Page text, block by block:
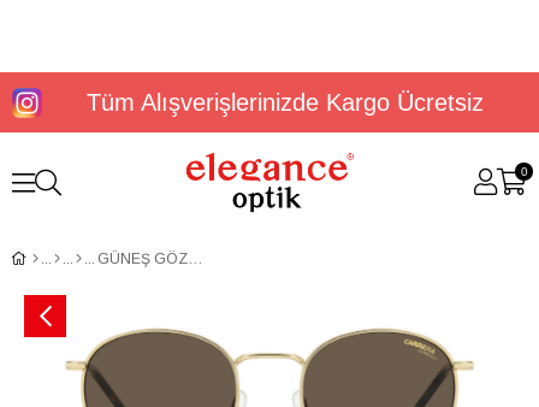
Tüm Alışverişlerinizde Kargo Ücretsiz
0
GÜNEŞ GÖZLÜĞÜ CARRERA 339/S 2076030NR5270